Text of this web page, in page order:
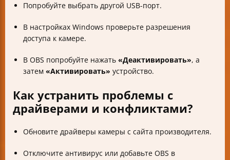
Попробуйте выбрать другой USB-порт.
В настройках Windows проверьте разрешения
доступа к камере.
В OBS попробуйте нажать «Деактивировать», а
затем «Активировать» устройство.
Как устранить проблемы с
драйверами и конфликтами?
Обновите драйверы камеры с сайта производителя.
Отключите антивирус или добавьте OBS в